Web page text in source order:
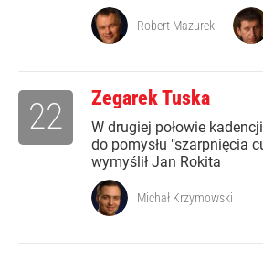
Robert Mazurek
Zegarek Tuska
W drugiej połowie
do pomysłu "szarpnięcia
wymyślił Jan Rokita
22
Michał Krzymowski